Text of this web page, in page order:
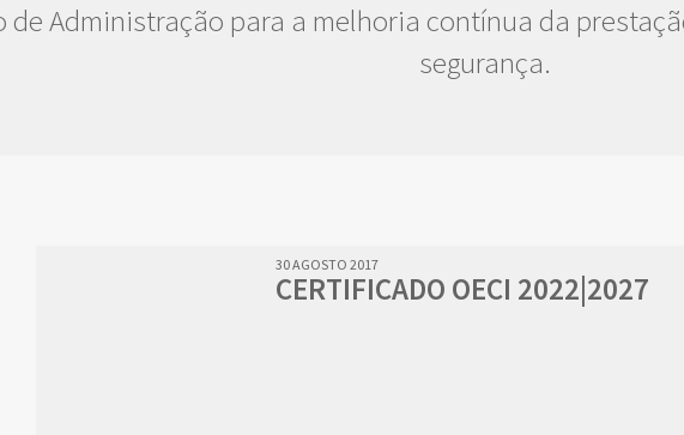
de Administração para a melhoria contínua da
segurança.
30 AGOSTO 2017
CERTIFICADO OECI 2022|2027